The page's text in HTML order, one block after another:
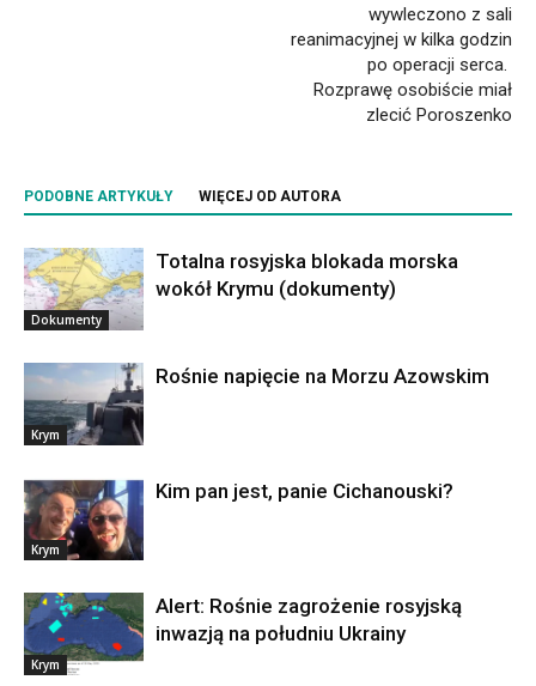
wywleczono z sali
reanimacyjnej w kilka godzin
po operacji serca.
Rozprawę osobiście miał
zlecić Poroszenko
PODOBNE ARTYKUŁY WIĘCEJ OD AUTORA
Dokumenty
Totalna rosyjska blokada morska
wokół Krymu (dokumenty)
Krym
Rośnie napięcie na Morzu Azowskim
Krym
Kim pan jest, panie Cichanouski?
Krym
Alert: Rośnie zagrożenie rosyjską
inwazją na południu Ukrainy